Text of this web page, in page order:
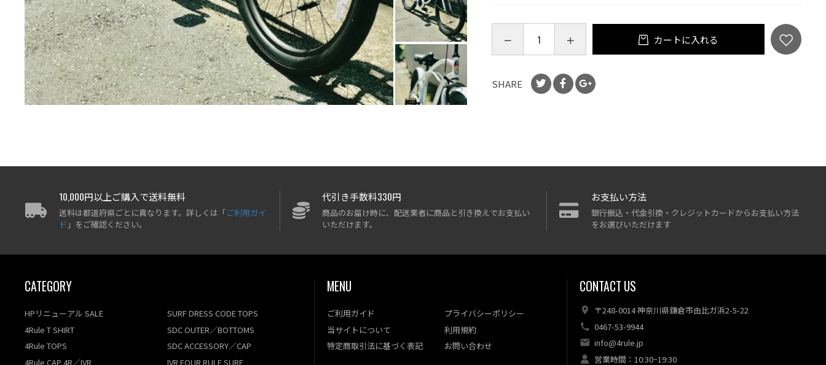
カートに入れる
SHARE
10,000円以上ご購入で送料無料
送料は都道府県ごとに異なります。詳しくは「ご利用ガイ
ド 」をご確認ください。
代引き手数料330円
商品のお届け時に、配送業者に商品と引き換えでお支払い
いただけます。
お支払い方法
銀行振込・代金引換・クレジットカードからお支払い方法
をお選びいただけます
CATEGORY
HPリニューアル SALE
4Rule T SHIRT
4Rule TOPS
4Rule CAP 4R／IVR
SURF DRESS CODE TOPS
SDC OUTER／BOTTOMS
SDC ACCESSORY／CAP
IVR FOUR RULE SURF
MENU
ご利用ガイド
当サイトについて
特定商取引法に基づく表記
プライバシーポリシー
利用規約
お問い合わせ
CONTACT US
〒248-0014 神奈川県鎌倉市由比ガ浜2-5-22
0467-53-9944
info@4rule.jp
営業時間：10:30~19:30